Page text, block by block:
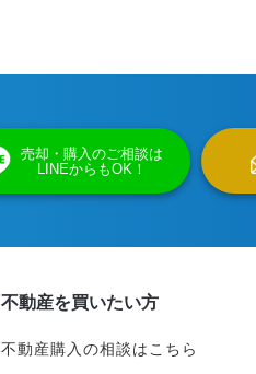
売却・購入のご相談は
LINEからもOK！
不動産を買いたい方
不動産購入の相談はこちら